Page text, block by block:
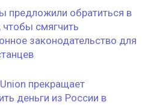
предложили обратиться в
чтобы смягчить
законодательство для
прекращает
деньги из России в